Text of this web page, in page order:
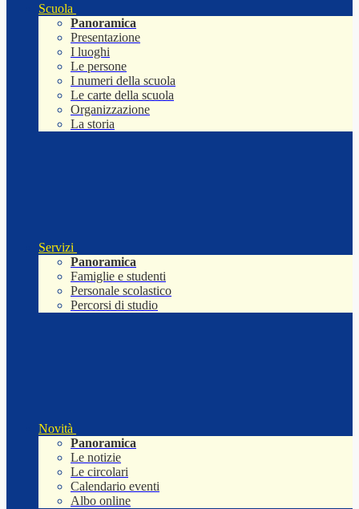
Scuola
Panoramica
Presentazione
I luoghi
Le persone
I numeri della scuola
Le carte della scuola
Organizzazione
La storia
Servizi
Panoramica
Famiglie e studenti
Personale scolastico
Percorsi di studio
Novità
Panoramica
Le notizie
Le circolari
Calendario eventi
Albo online